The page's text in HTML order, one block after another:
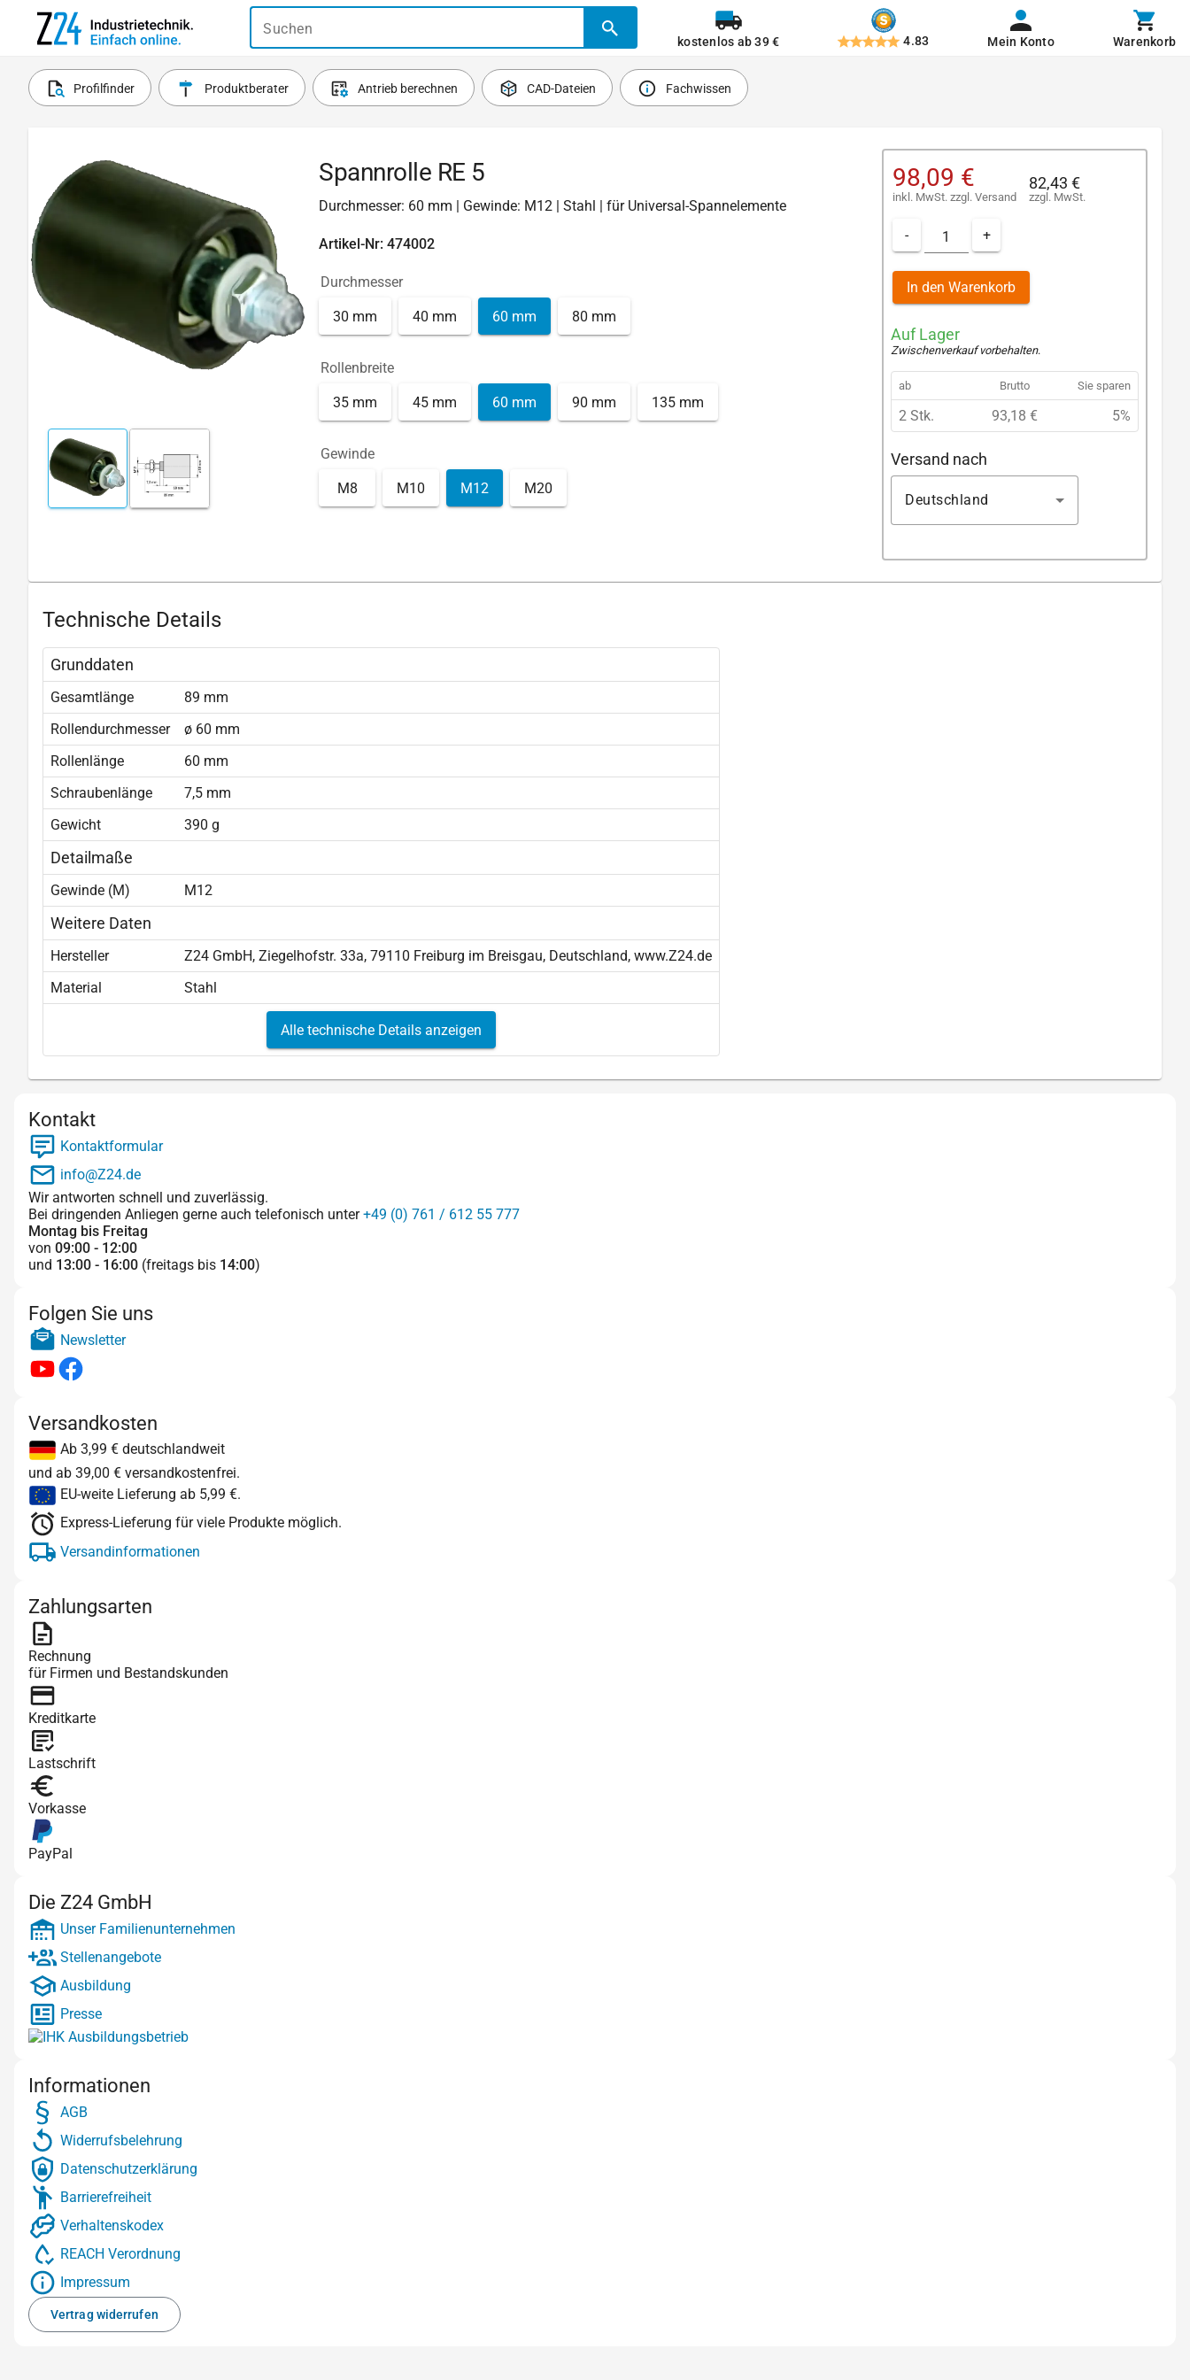
Suchen
kostenlos ab 39 € 4.83 Mein Konto Warenkorb
Profilfinder Produktberater Antrieb berechnen CAD-Dateien Fachwissen
Spannrolle RE 5
Durchmesser: 60 mm | Gewinde: M12 | Stahl | für Universal-Spannelemente
Artikel-Nr: 474002
Durchmesser
30 mm 40 mm 60 mm 80 mm
Rollenbreite
35 mm 45 mm 60 mm 90 mm 135 mm
Gewinde
M8 M10 M12 M20
98,09 €
inkl. MwSt. zzgl. Versand
82,43 €
zzgl. MwSt.
- +
In den Warenkorb
Auf Lager
Zwischenverkauf vorbehalten.
ab Brutto Sie sparen
2 Stk. 93,18 € 5%
Versand nach
Deutschland
Technische Details
Grunddaten
Gesamtlänge
89 mm
Rollendurchmesser
ø 60 mm
Rollenlänge
60 mm
Schraubenlänge
7,5 mm
Gewicht
390 g
Detailmaße
Gewinde (M) M12
Weitere Daten
Hersteller
Z24 GmbH, Ziegelhofstr. 33a, 79110 Freiburg im Breisgau, Deutschland, www.Z24.de
Material
Stahl
Alle technische Details anzeigen
Kontakt
Kontaktformular
info@Z24.de
Wir antworten schnell und zuverlässig.
Bei dringenden Anliegen gerne auch telefonisch unter+49 (0) 761 / 612 55 777
Montag bis Freitag
von 09:00 - 12:00
und 13:00 - 16:00 (freitags bis 14:00)
Folgen Sie uns
Newsletter
Versandkosten
Ab 3,99 € deutschlandweit
und ab 39,00 € versandkostenfrei.
EU-weite Lieferung ab 5,99 €.
Express-Lieferung für viele Produkte möglich.
Versandinformationen
Zahlungsarten
Rechnung
für Firmen und Bestandskunden
Kreditkarte
Lastschrift
Vorkasse
PayPal
Die Z24 GmbH
Unser Familienunternehmen
Stellenangebote
Ausbildung
Presse
Informationen
AGB
Widerrufsbelehrung
Datenschutzerklärung
Barrierefreiheit
Verhaltenskodex
REACH Verordnung
Impressum
Vertrag widerrufen